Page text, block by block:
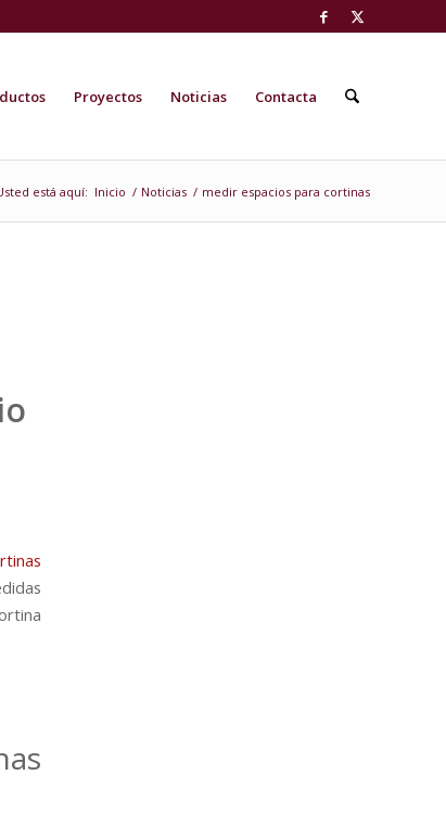
Proyectos Noticias Contacta
está aquí: Inicio / Noticias / medir espacios para cortinas